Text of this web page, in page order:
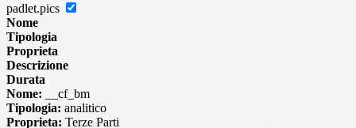
padlet.pics
Nome
Tipologia
Proprieta
Descrizione
Durata
Nome: __cf_bm
Tipologia: analitico
Proprieta: Terze Parti